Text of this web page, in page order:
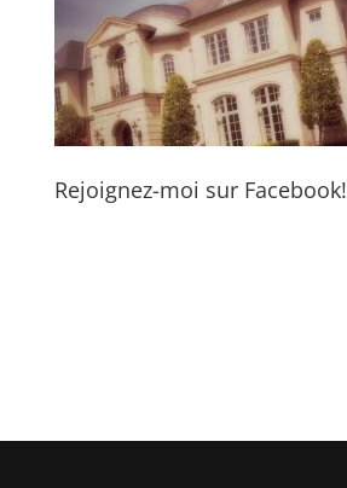
Rejoignez-moi sur Facebook!